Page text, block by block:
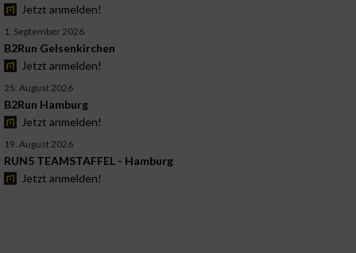
Jetzt anmelden!
1. September 2026
B2Run Gelsenkirchen
Jetzt anmelden!
25. August 2026
B2Run Hamburg
Jetzt anmelden!
19. August 2026
RUN5 TEAMSTAFFEL - Hamburg
Jetzt anmelden!